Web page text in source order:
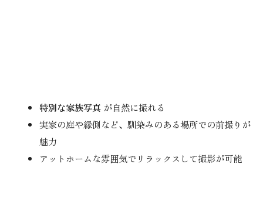
特別な家族写真が自然に撮れる
実家の庭や縁側など、馴染みのある場所での前撮りが
魅力
アットホームな雰囲気でリラックスして撮影が可能